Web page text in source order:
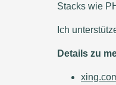
Stacks wie
Ich
Details zu